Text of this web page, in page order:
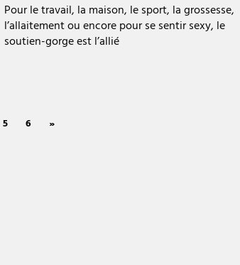
Pour le travail, la maison, le sport, la grossesse,
l’allaitement ou encore pour se sentir sexy, le
soutien-gorge est l’allié
5 6 »